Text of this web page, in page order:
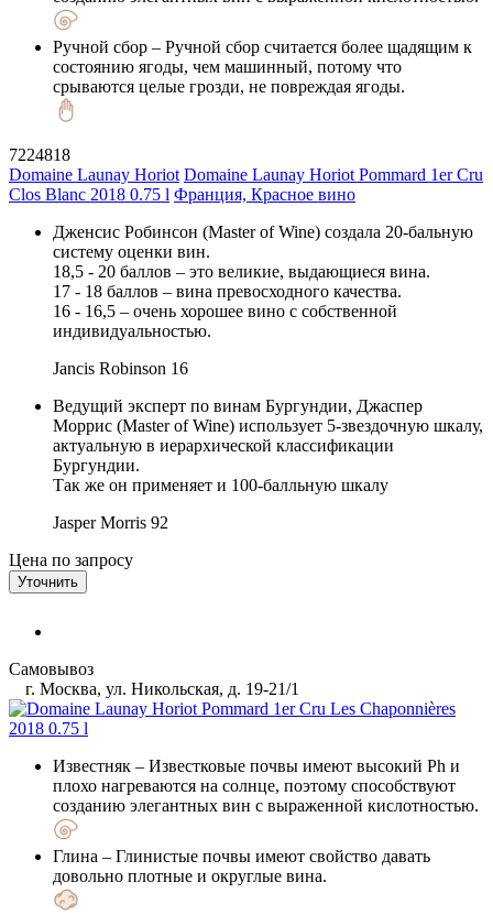
Ручной сбор – Ручной сбор считается более щадящим к
состоянию ягоды, чем машинный, потому что
срываются целые грозди, не повреждая ягоды.
7224818
Domaine Launay Horiot Domaine Launay Horiot Pommard 1er Cru
Clos Blanc 2018 0.75 l Франция, Красное вино
Дженсис Робинсон (Master of Wine) создала 20-бальную
систему оценки вин.
18,5 - 20 баллов – это великие, выдающиеся вина.
17 - 18 баллов – вина превосходного качества.
16 - 16,5 – очень хорошее вино с собственной
индивидуальностью.
Jancis Robinson 16
Ведущий эксперт по винам Бургундии, Джаспер
Моррис (Master of Wine) использует 5-звездочную шкалу,
актуальную в иерархической классификации
Бургундии.
Так же он применяет и 100-балльную шкалу
Jasper Morris 92
Цена по запросу
Уточнить
Самовывоз
г. Москва, ул. Никольская, д. 19-21/1
Известняк – Известковые почвы имеют высокий Ph и
плохо нагреваются на солнце, поэтому способствуют
созданию элегантных вин с выраженной кислотностью.
Глина – Глинистые почвы имеют свойство давать
довольно плотные и округлые вина.